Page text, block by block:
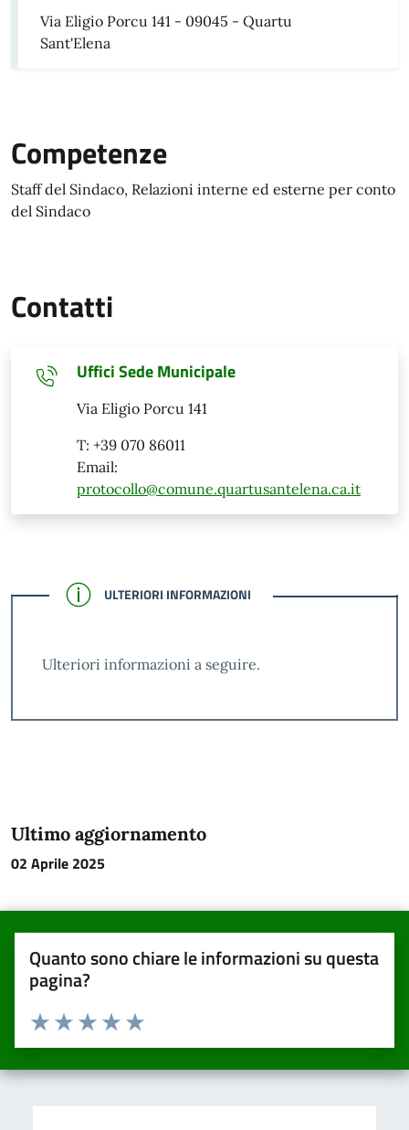
Via Eligio Porcu 141 - 09045 - Quartu
Sant'Elena
Competenze
Staff del Sindaco, Relazioni interne ed esterne per conto
del Sindaco
Contatti
Uffici Sede Municipale
Via Eligio Porcu 141
T: +39 070 86011
Email:
protocollo@comune.quartusantelena.ca.it
CONFERMATO
ULTERIORI INFORMAZIONI
Ulteriori informazioni a seguire.
Ultimo aggiornamento
02 Aprile 2025
Quanto sono chiare le informazioni su questa
pagina?
Valuta da 1 a 5 stelle la pagina
Valuta 5 stelle su 5
Valuta 4 stelle su 5
Valuta 3 stelle su 5
Valuta 2 stelle su 5
Valuta una stella su 5